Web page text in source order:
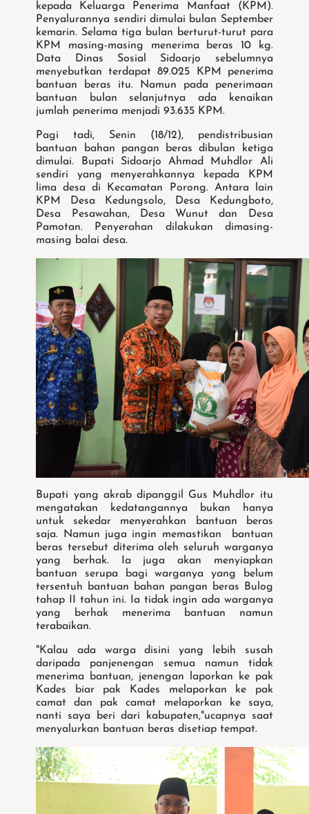
kepada Keluarga Penerima Manfaat (KPM).
Penyalurannya sendiri dimulai bulan September
kemarin. Selama tiga bulan berturut-turut para
KPM masing-masing menerima beras 10 kg.
Data Dinas Sosial Sidoarjo sebelumnya
menyebutkan terdapat 89.025 KPM penerima
bantuan beras itu. Namun pada penerimaan
bantuan bulan selanjutnya ada kenaikan
jumlah penerima menjadi 93.635 KPM.
Pagi tadi, Senin (18/12), pendistribusian
bantuan bahan pangan beras dibulan ketiga
dimulai. Bupati Sidoarjo Ahmad Muhdlor Ali
sendiri yang menyerahkannya kepada KPM
lima desa di Kecamatan Porong. Antara lain
KPM Desa Kedungsolo, Desa Kedungboto,
Desa Pesawahan, Desa Wunut dan Desa
Pamotan. Penyerahan dilakukan dimasing-
masing balai desa.
Bupati yang akrab dipanggil Gus Muhdlor itu
mengatakan kedatangannya bukan hanya
untuk sekedar menyerahkan bantuan beras
saja. Namun juga ingin memastikan bantuan
beras tersebut diterima oleh seluruh warganya
yang berhak. Ia juga akan menyiapkan
bantuan serupa bagi warganya yang belum
tersentuh bantuan bahan pangan beras Bulog
tahap II tahun ini. Ia tidak ingin ada warganya
yang berhak menerima bantuan namun
terabaikan.
"Kalau ada warga disini yang lebih susah
daripada panjenengan semua namun tidak
menerima bantuan, jenengan laporkan ke pak
Kades biar pak Kades melaporkan ke pak
camat dan pak camat melaporkan ke saya,
nanti saya beri dari kabupaten,"ucapnya saat
menyalurkan bantuan beras disetiap tempat.